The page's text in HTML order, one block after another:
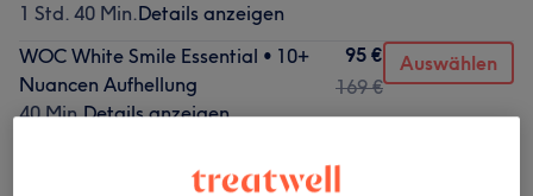
1 Std. 40 Min.Details anzeigen
WOC White Smile Essential • 10+
Nuancen Aufhellung
40 Min.Details anzeigen
95 €
169 €
Auswählen